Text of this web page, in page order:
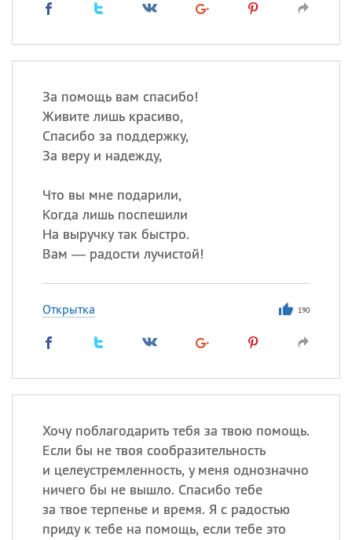
За помощь вам спасибо!
Живите лишь красиво,
Спасибо за поддержку,
За веру и надежду,
Что вы мне подарили,
Когда лишь поспешили
На выручку так быстро.
Вам — радости лучистой!
Открытка 190
Хочу поблагодарить тебя за твою помощь.
Если бы не твоя сообразительность
и целеустремленность, у меня однозначно
ничего бы не вышло. Спасибо тебе
за твое терпенье и время. Я с радостью
приду к тебе на помощь, если тебе это